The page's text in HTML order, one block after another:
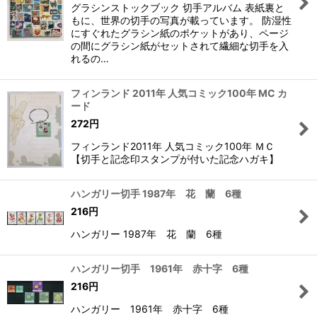
グラシンストックブック 切手アルバム 表紙裏と
もに、世界の切手の写真が載っています。 防湿性
にすぐれたグラシン紙のポケットがあり、ページ
の間にグラシン紙がセットされて繊細な切手を入
れるの…
フィンランド 2011年 人気コミック100年 MC カ
ード
272円
フィンランド2011年 人気コミック100年 ＭＣ
【切手と記念印スタンプが付いた記念ハガキ】
ハンガリー切手 1987年 花 蘭 6種
216円
ハンガリー 1987年 花 蘭 6種
ハンガリー切手 1961年 赤十字 6種
216円
ハンガリー 1961年 赤十字 6種